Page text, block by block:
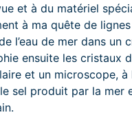
et à du matériel
à ma quête de
l’eau de mer dans un
ensuite les cristaux
et un microscope, à
sel produit par la mer